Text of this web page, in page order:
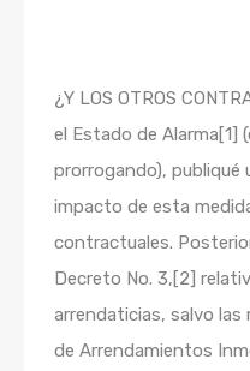
¿Y LOS OTROS
el Estado de Alarma[1]
prorrogando), publiqué
impacto de esta
contractuales.
Decreto No. 3,[2]
arrendaticias, salvo las
de Arrendamientos